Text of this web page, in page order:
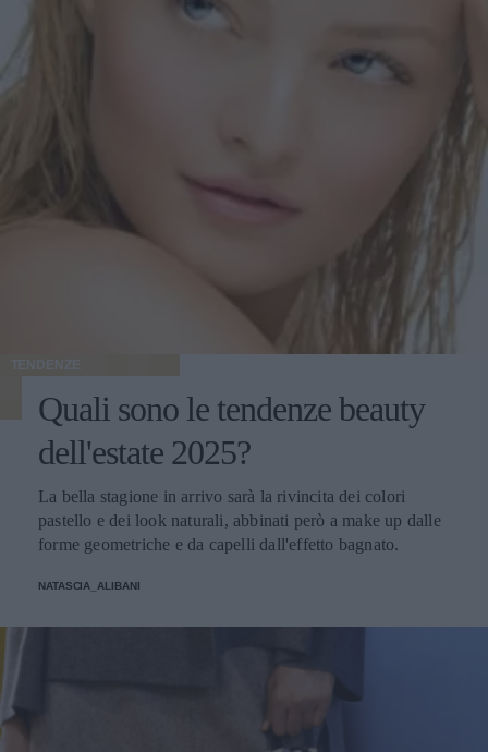
TENDENZE
Quali sono le tendenze beauty
dell'estate 2025?
La bella stagione in arrivo sarà la rivincita dei colori
pastello e dei look naturali, abbinati però a make up dalle
forme geometriche e da capelli dall'effetto bagnato.
NATASCIA_ALIBANI